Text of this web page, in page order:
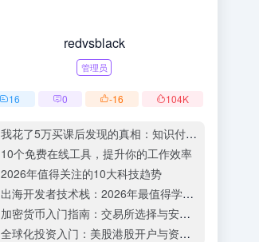
redvsblack
管理员
16 0 -16 104K
我花了5万买课后发现的真相：知识付费是新一代”焦虑税”吗？
10个免费在线工具，提升你的工作效率
2026年值得关注的10大科技趋势
出海开发者技术栈：2026年最值得学的编程语言和框架
加密货币入门指南：交易所选择与安全存储
全球化投资入门：美股港股开户与资产配置指南